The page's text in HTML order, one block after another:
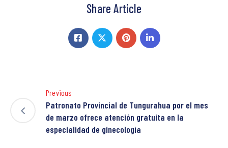
Share Article
Previous
Patronato Provincial de Tungurahua por el mes
de marzo ofrece atención gratuita en la
especialidad de ginecología